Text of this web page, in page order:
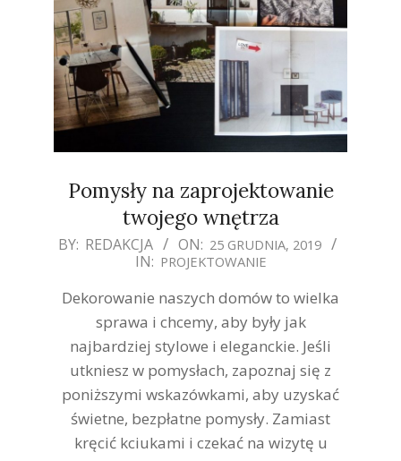
Pomysły na zaprojektowanie
twojego wnętrza
2019-
25
BY: REDAKCJA ON: 25 GRUDNIA, 2019
IN: PROJEKTOWANIE
Dekorowanie naszych domów to wielka
sprawa i chcemy, aby były jak
najbardziej stylowe i eleganckie. Jeśli
utkniesz w pomysłach, zapoznaj się z
poniższymi wskazówkami, aby uzyskać
świetne, bezpłatne pomysły. Zamiast
kręcić kciukami i czekać na wizytę u